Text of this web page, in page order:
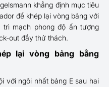
khẳng định mục tiêu
để khép lại vòng bảng với
mạch phong độ ấn tượng
out đầy thử thách.
lại vòng bảng bằng
với ngôi nhất bảng E sau hai